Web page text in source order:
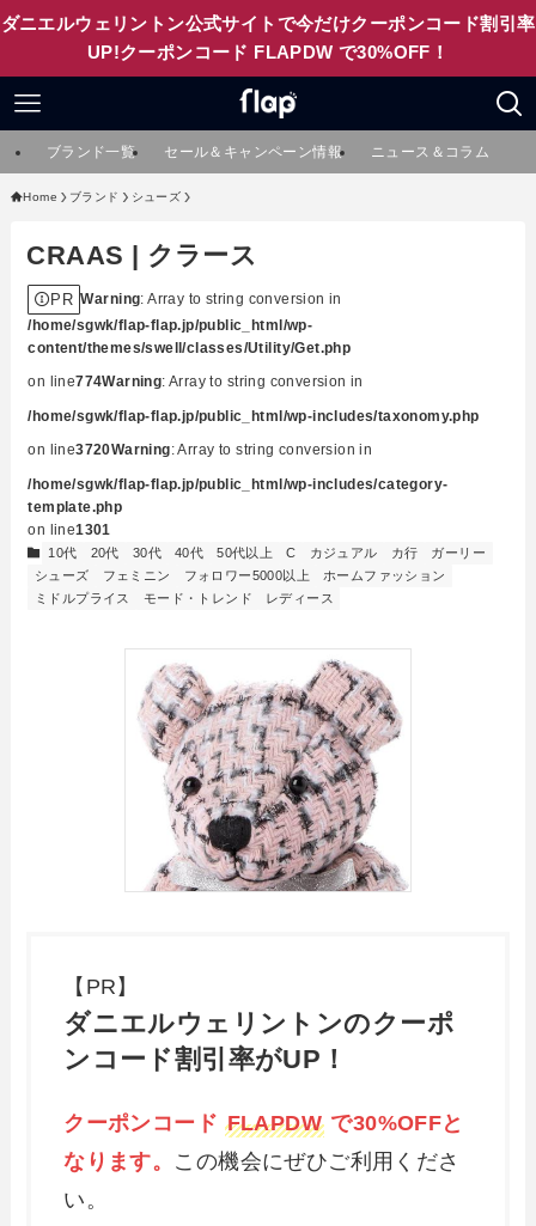
ダニエルウェリントン公式サイトで今だけクーポンコード割引率
UP!クーポンコード FLAPDW で30%OFF！
ブランド一覧 セール＆キャンペーン情報 ニュース＆コラム
Home ブランド シューズ
CRAAS | クラース
PR Warning: Array to string conversion in
/home/sgwk/flap-flap.jp/public_html/wp-
content/themes/swell/classes/Utility/Get.php
on line774Warning: Array to string conversion in
/home/sgwk/flap-flap.jp/public_html/wp-includes/taxonomy.php
on line3720Warning: Array to string conversion in
/home/sgwk/flap-flap.jp/public_html/wp-includes/category-
template.php
on line1301
10代 20代 30代 40代 50代以上 C カジュアル カ行
ガーリー
シューズ
フェミニン フォロワー5000以上
ホームファッション
ミドルプライス
モード・トレンド レディース
【PR】
ダニエルウェリントンのクーポ
ンコード割引率がUP！
クーポンコード FLAPDWで30%OFFと
なります。 この機会にぜひご利用くださ
い。